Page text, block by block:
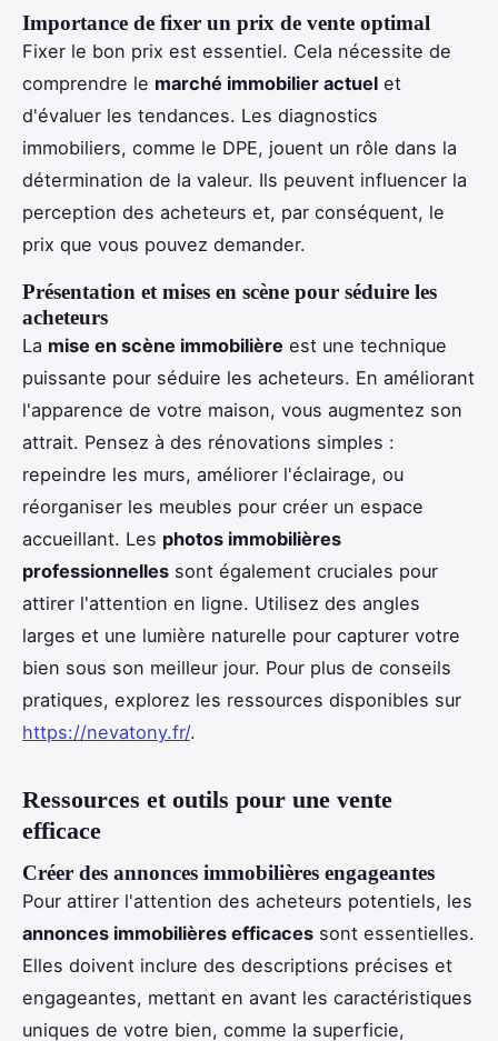
Importance de fixer un prix de vente optimal
Fixer le bon prix est essentiel. Cela nécessite de
comprendre le marché immobilier actuel et
d'évaluer les tendances. Les diagnostics
immobiliers, comme le DPE, jouent un rôle dans la
détermination de la valeur. Ils peuvent influencer la
perception des acheteurs et, par conséquent, le
prix que vous pouvez demander.
Présentation et mises en scène pour séduire les
acheteurs
La mise en scène immobilière est une technique
puissante pour séduire les acheteurs. En améliorant
l'apparence de votre maison, vous augmentez son
attrait. Pensez à des rénovations simples :
repeindre les murs, améliorer l'éclairage, ou
réorganiser les meubles pour créer un espace
accueillant. Les photos immobilières
professionnelles sont également cruciales pour
attirer l'attention en ligne. Utilisez des angles
larges et une lumière naturelle pour capturer votre
bien sous son meilleur jour. Pour plus de conseils
pratiques, explorez les ressources disponibles sur
https://nevatony.fr/.
Ressources et outils pour une vente
efficace
Créer des annonces immobilières engageantes
Pour attirer l'attention des acheteurs potentiels, les
annonces immobilières efficaces sont essentielles.
Elles doivent inclure des descriptions précises et
engageantes, mettant en avant les caractéristiques
uniques de votre bien, comme la superficie,